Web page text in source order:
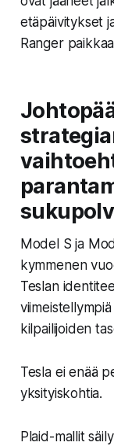
etäpäivitykset
Ranger
Model S ja
kymmenen
Teslan
kilpailijoiden
Tesla ei enää
yksityiskohtia.
Plaid-mallit